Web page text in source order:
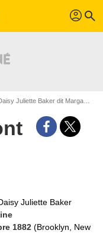
profil search
Juliette Baker dit Margaret Dumont
Juliette Baker
1882(Brooklyn, New